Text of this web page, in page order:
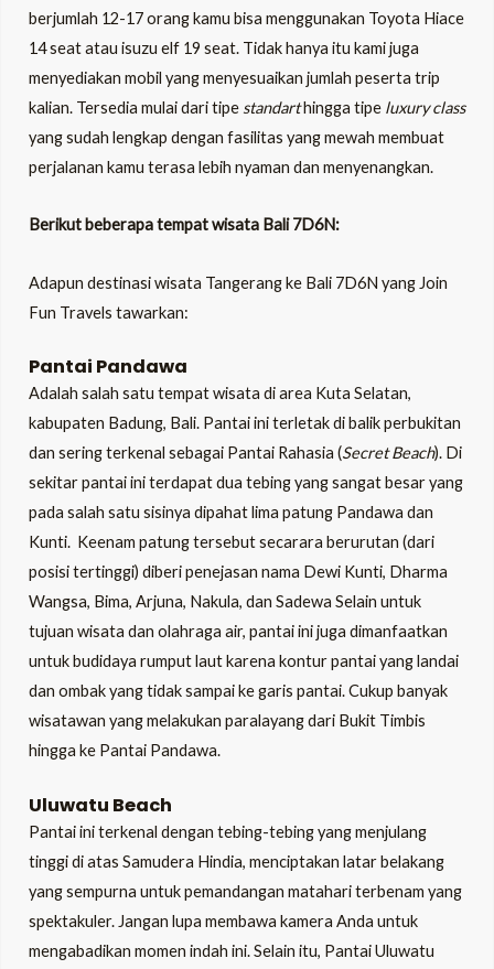
berjumlah 12-17 orang kamu bisa menggunakan Toyota Hiace
14 seat atau isuzu elf 19 seat. Tidak hanya itu kami juga
menyediakan mobil yang menyesuaikan jumlah peserta trip
kalian. Tersedia mulai dari tipe standarthingga tipe luxury class
yang sudah lengkap dengan fasilitas yang mewah membuat
perjalanan kamu terasa lebih nyaman dan menyenangkan.
Berikut beberapa tempat wisata Bali 7D6N:
Adapun destinasi wisata Tangerang ke Bali 7D6N yang Join
Fun Travels tawarkan:
Pantai Pandawa
Adalah salah satu tempat wisata di area Kuta Selatan,
kabupaten Badung, Bali. Pantai ini terletak di balik perbukitan
dan sering terkenal sebagai Pantai Rahasia (Secret Beach). Di
sekitar pantai ini terdapat dua tebing yang sangat besar yang
pada salah satu sisinya dipahat lima patung Pandawa dan
Kunti. Keenam patung tersebut secarara berurutan (dari
posisi tertinggi) diberi penejasan nama Dewi Kunti, Dharma
Wangsa, Bima, Arjuna, Nakula, dan Sadewa Selain untuk
tujuan wisata dan olahraga air, pantai ini juga dimanfaatkan
untuk budidaya rumput laut karena kontur pantai yang landai
dan ombak yang tidak sampai ke garis pantai. Cukup banyak
wisatawan yang melakukan paralayang dari Bukit Timbis
hingga ke Pantai Pandawa.
Uluwatu Beach
Pantai ini terkenal dengan tebing-tebing yang menjulang
tinggi di atas Samudera Hindia, menciptakan latar belakang
yang sempurna untuk pemandangan matahari terbenam yang
spektakuler. Jangan lupa membawa kamera Anda untuk
mengabadikan momen indah ini. Selain itu, Pantai Uluwatu